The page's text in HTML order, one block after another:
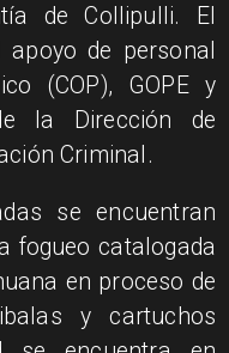
de Collipulli. El
de personal
(COP), GOPE y
la Dirección de
Criminal.
se encuentran
fogueo catalogada
en proceso de
y cartuchos